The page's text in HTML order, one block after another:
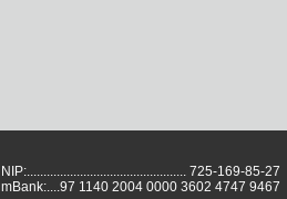
NIP:................................................ 725-169-85-27
mBank:....97 1140 2004 0000 3602 4747 9467